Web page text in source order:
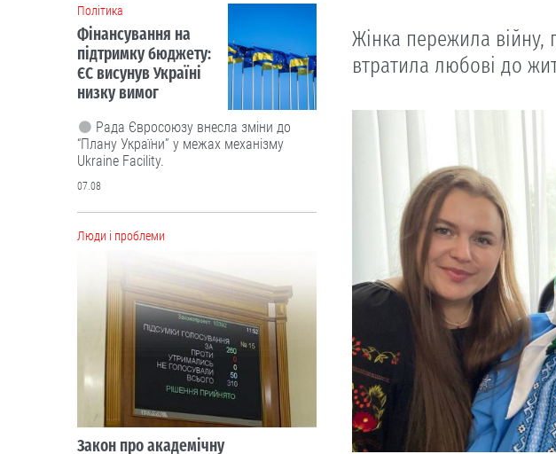
Жінка пережила війну,
втратила любові до
Політика
Фінансування на
підтримку бюджету:
ЄС висунув Україні
низку вимог
Рада Євросоюзу внесла зміни до
“Плану України” у межах механізму
Ukraine Facility.
07.08
Люди і проблеми
Закон про академічну